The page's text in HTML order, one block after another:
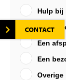
CONTACT
Hulp bij
Meer
Een
Een
Overige